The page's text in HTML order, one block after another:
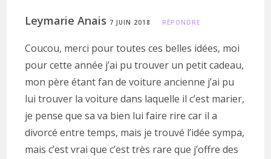
Leymarie Anais 7 JUIN 2018 RÉPONDRE
Coucou, merci pour toutes ces belles idées, moi
pour cette année j’ai pu trouver un petit cadeau,
mon père étant fan de voiture ancienne j’ai pu
lui trouver la voiture dans laquelle il c’est marier,
je pense que sa va bien lui faire rire car il a
divorcé entre temps, mais je trouvé l’idée sympa,
mais c’est vrai que c’est très rare que j’offre des